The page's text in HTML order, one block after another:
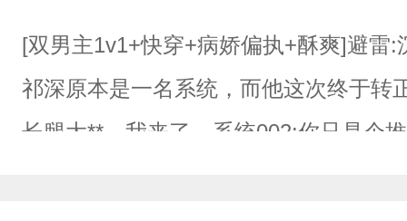
[双男主1v1+快穿+病娇偏执+酥爽]避雷
祁深原本是一名系统，而他这次终于转
长腿大**，我来了。系统002:你只是个